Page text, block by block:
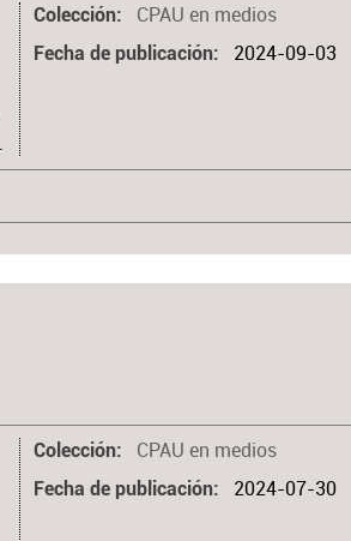
Colección CPAU en medios
Fecha de publicación 2024-09-03
Colección CPAU en medios
Fecha de publicación 2024-07-30